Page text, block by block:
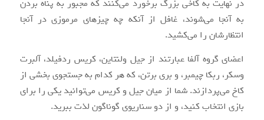
در نهایت به کاخی بزرگ برخورد می‌کنند که مجبور به پناه بردن
به آنجا می‌شوند، غافل از آنکه چه چیزهای مرموزی در آنجا
انتظارشان را می‌کشید.
اعضای گروه آلفا عبارتند از جیل ولنتاین، کریس ردفیلد، آلبرت
وسکر، ربکا چیمبر، و بری برتن، که هر کدام به جستجوی بخشی از
کاخ می‌پردازند. شما از میان جیل و کریس می‌توانید یکی را برای
بازی انتخاب کنید، و از دو سناریوی گوناگون لذت ببرید.